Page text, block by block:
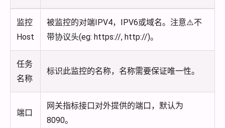
监控
Host
被监控的对端IPV4，IPV6或域名。注意⚠️不
带协议头(eg: https://, http://)。
任务
名称
标识此监控的名称，名称需要保证唯一性。
端口
网关指标接口对外提供的端口，默认为
8090。